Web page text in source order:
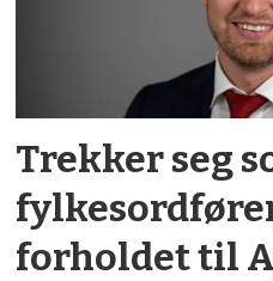
Trekker seg
forholdet til